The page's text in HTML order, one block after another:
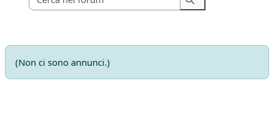
Cerca nei forum
(Non ci sono annunci.)